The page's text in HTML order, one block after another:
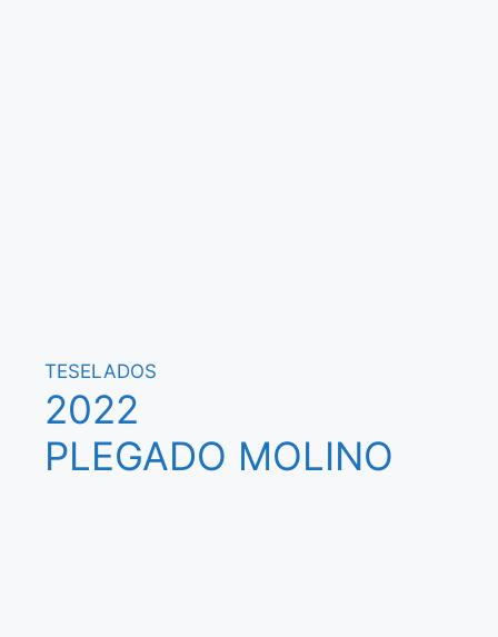
TESELADOS
2022
PLEGADO MOLINO